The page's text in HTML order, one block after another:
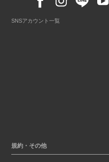
SNSアカウント一覧
規約・その他